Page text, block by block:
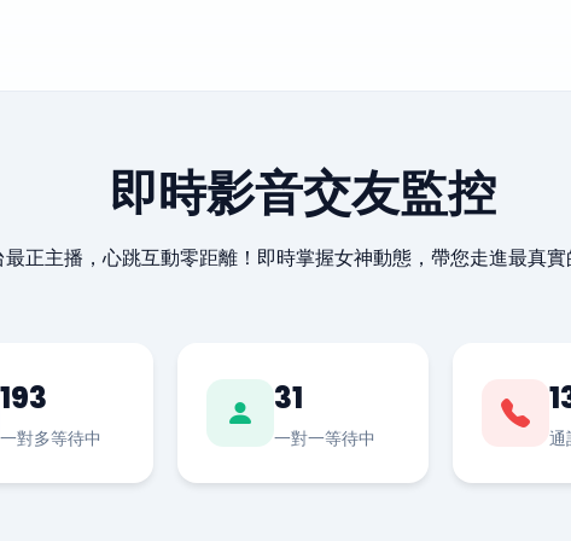
即時影音交友監控
正主播，心跳互動零距離！即時掌握女神動態，帶您走進最真實
193
一對多等待中
31
一對一等待中 通